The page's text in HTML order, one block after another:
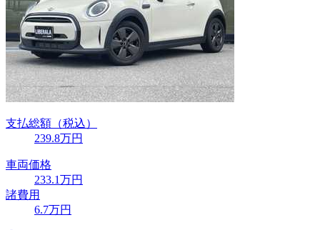
支払総額 （税込）
239.8万円
車両価格
233.1万円
諸費用
6.7万円